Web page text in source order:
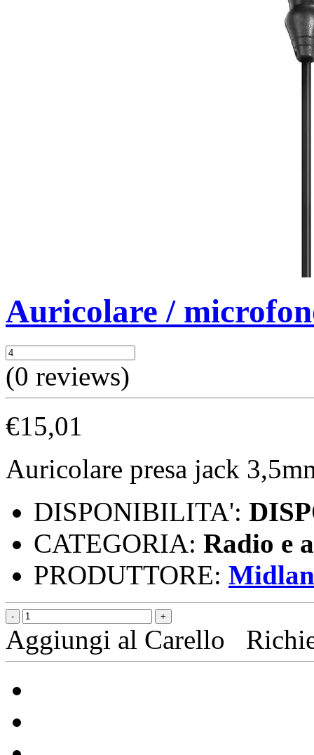
Auricolare /
(0 reviews)
€15,01
Auricolare presa jack
DISPONIBILITA':
CATEGORIA: Radio e
PRODUTTORE:
Aggiungi al Carello